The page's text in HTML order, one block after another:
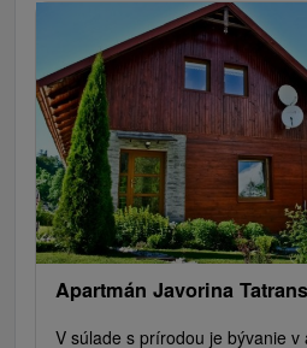
Apartmán Javorina
V súlade s prírodou je bývanie v